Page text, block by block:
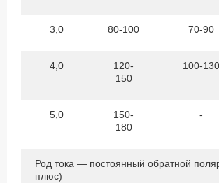
3,0 80-100 70-90
4,0
120-
150
100-130
5,0
150-
180
-
Род тока — постоянный обратной
плюс)